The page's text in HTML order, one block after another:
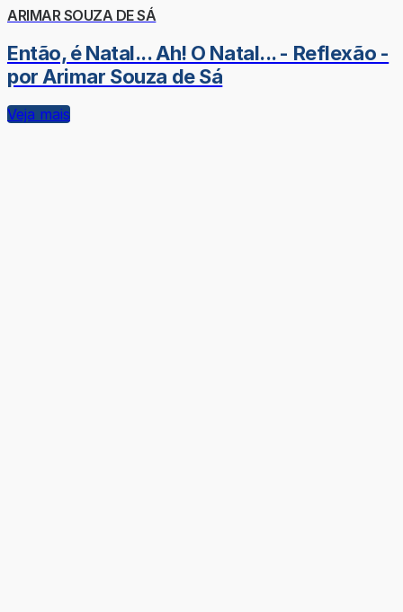
ARIMAR SOUZA DE SÁ
Então, é Natal... Ah! O Natal... - Reflexão -
por Arimar Souza de Sá
Veja mais